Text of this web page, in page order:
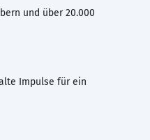
und über 20.000
Impulse für ein